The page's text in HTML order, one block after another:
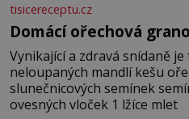
tisicereceptu.cz
Domácí ořechová
Vynikající a zdravá snídaně je tu! Suroviny Vždy 1
neloupaných mandlí kešu
slunečnicových semínek
ovesných vloček 1 lžíce mlet